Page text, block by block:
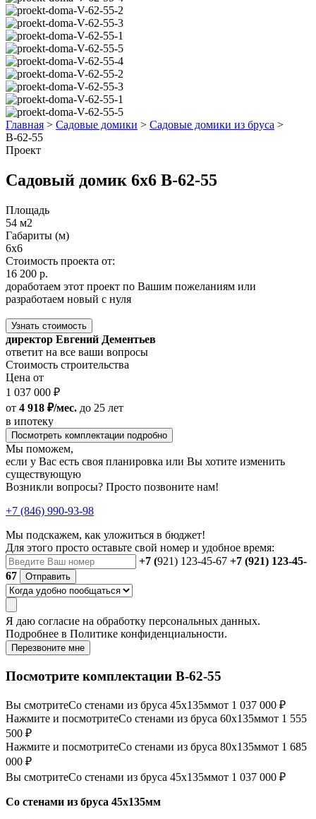
Главная > Садовые домики > Садовые домики из бруса >
В-62-55
Проект
Садовый домик 6x6 В-62-55
Площадь
54 м2
Габариты (м)
6x6
Стоимость проекта от:
16 200 р.
доработаем этот проект по Вашим пожеланиям или
разработаем новый с нуля
Узнать стоимость
директор Евгений Дементьев
ответит на все ваши вопросы
Стоимость строительства
Цена от
1 037 000 ₽
от 4 918 ₽/мес. до 25 лет
в ипотеку
Посмотреть комплектации подробно
Мы поможем,
если у Вас есть своя планировка или Вы хотите изменить
существующую
Возникли вопросы? Просто позвоните нам!
+7 (846) 990-93-98
Мы подскажем, как уложиться в бюджет!
Для этого просто оставьте свой номер и удобное время:
+7 (921) 123-45-67 +7 (921) 123-45-
67
Отправить
Я даю согласие на обработку персональных данных.
Подробнее в Политике конфиденциальности.
Перезвоните мне
Посмотрите комплектации В-62-55
Вы смотритеСо стенами из бруса 45х135ммот 1 037 000 ₽
Нажмите и посмотритеСо стенами из бруса 60х135ммот 1 555
500 ₽
Нажмите и посмотритеСо стенами из бруса 80х135ммот 1 685
000 ₽
Вы смотритеСо стенами из бруса 45х135ммот 1 037 000 ₽
Со стенами из бруса 45х135мм